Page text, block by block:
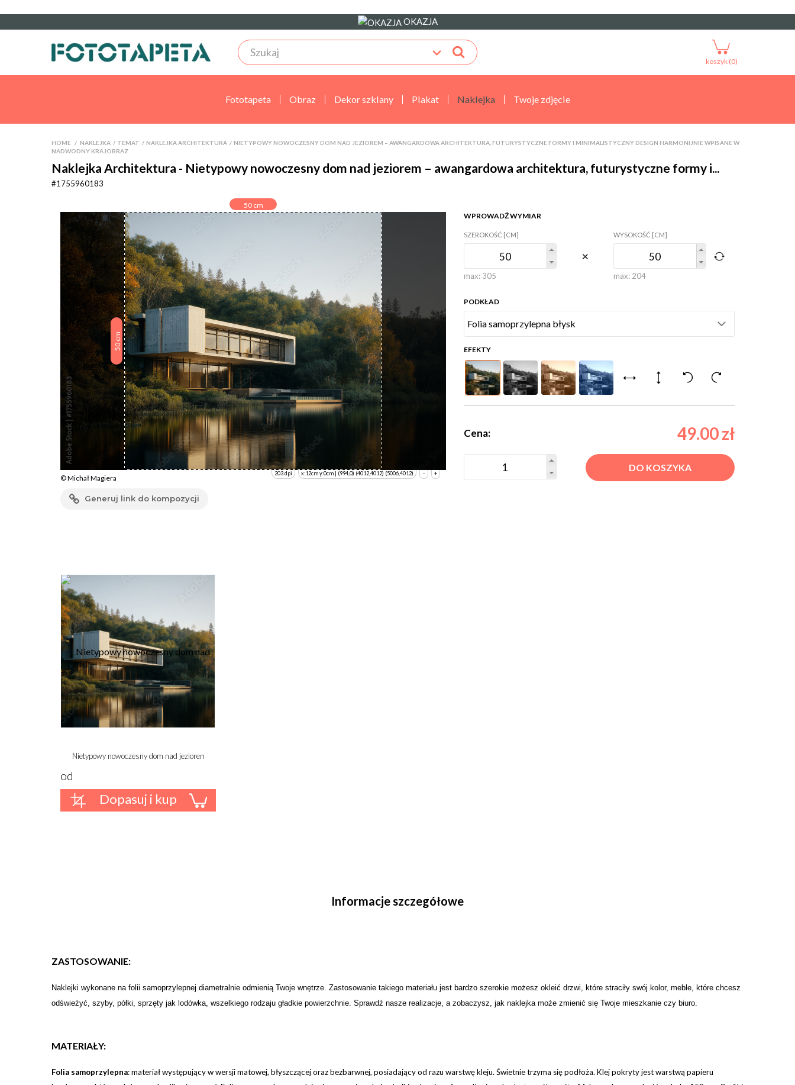
OKAZJA
koszyk (0)
Fototapeta Obraz Dekor szklany Plakat Naklejka Twoje zdjęcie
HOME NAKLEJKA >TEMAT >NAKLEJKA ARCHITEKTURA >NIETYPOWY NOWOCZESNY DOM NAD JEZIOREM – AWANGARDOWA ARCHITEKTURA, FUTURYSTYCZNE FORMY I MINIMALISTYCZNY DESIGN HARMONIJNIE WPISANE W
NADWODNY KRAJOBRAZ
Naklejka Architektura - Nietypowy nowoczesny dom nad jeziorem – awangardowa architektura, futurystyczne formy i...
#1755960183
50cm
50
cm
+
-
x:12cm y:0cm | (994,0) (4012,4012) (5006,4012)
203 dpi
© Michał Magiera
Generuj link do kompozycji
WPROWADŹ WYMIAR
SZEROKOŚĆ [CM]
max: 305
WYSOKOŚĆ [CM]
max: 204
PODKŁAD
EFEKTY
Cena: 49.00 zł
DO KOSZYKA
Nietypowy nowoczesny dom nad jeziorem – awangardowa architektura, futurystyczne formy i minimalistyczny design harmonijnie wpisane w nadwodny krajobraz
od
Dopasuj i kup
Informacje szczegółowe
ZASTOSOWANIE:
Naklejki wykonane na folii samoprzylepnej diametralnie odmienią Twoje wnętrze. Zastosowanie takiego materiału jest bardzo szerokie możesz okleić drzwi, które straciły swój kolor, meble, które chcesz
odświeżyć, szyby, półki, sprzęty jak lodówka, wszelkiego rodzaju gładkie powierzchnie. Sprawdź nasze realizacje, a zobaczysz, jak naklejka może zmienić się Twoje mieszkanie czy biuro.
MATERIAŁY:
Folia samoprzylepna: materiał występujący w wersji matowej, błyszczącej oraz bezbarwnej, posiadający od razu warstwę kleju. Świetnie trzyma się podłoża. Klej pokryty jest warstwą papieru